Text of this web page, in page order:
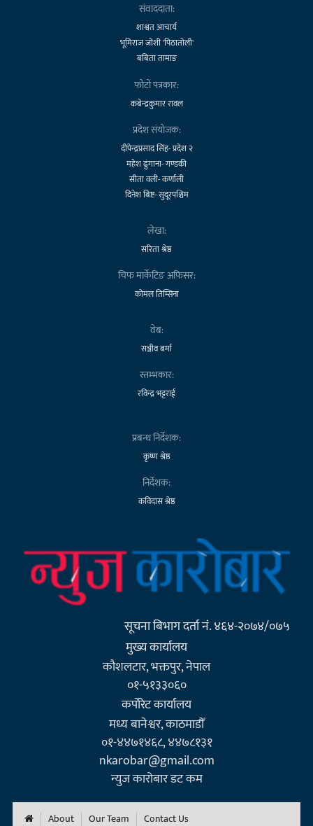
संवाददाता:
शाश्वत आचार्य
भूमिराज जोशी 'पिठातोली'
बबिता तामाङ
फोटो पत्रकार:
कबेन्द्रकुमार रावल
प्रदेश संयोजक:
दीपेन्द्रप्रसाद सिंह- प्रदेश २
महेश ढुंगाना- गण्डकी
सीता वली- कर्णाली
दिनेश बिष्ट- सुदूरपश्चिम
लेखा:
सरिता श्रेष्ठ
चिफ मार्केटिङ अफिसर:
कोमल तिम्सिना
वेब:
सञ्जीव बर्मा
स्तम्भकार:
रविन्द्र भट्टराई
प्रबन्ध निर्देशक:
कृष्ण श्रेष्ठ
निर्देशक:
कविदास श्रेष्ठ
सूचना बिभाग दर्ता नं. ४६४-२०७४/०७५
मुख्य कार्यालय
कौशलटार, भक्तपुर, नेपाल
०१-५१३३०६०
कर्पाेरेट कार्यालय
मध्य बानेश्वर, काठमाडौँ
०१-४४७१४६८, ४४७८१३१
nkarobar@gmail.com
न्युज कारोबार डट कम
About Our Team Contact Us